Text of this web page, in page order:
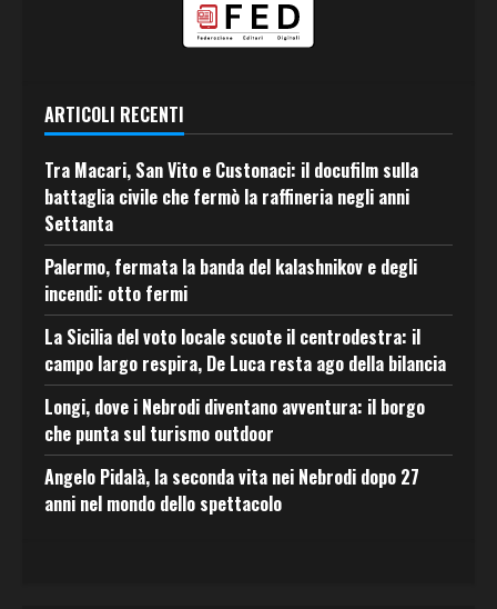
ARTICOLI RECENTI
Tra Macari, San Vito e Custonaci: il docufilm sulla
battaglia civile che fermò la raffineria negli anni
Settanta
Palermo, fermata la banda del kalashnikov e degli
incendi: otto fermi
La Sicilia del voto locale scuote il centrodestra: il
campo largo respira, De Luca resta ago della bilancia
Longi, dove i Nebrodi diventano avventura: il borgo
che punta sul turismo outdoor
Angelo Pidalà, la seconda vita nei Nebrodi dopo 27
anni nel mondo dello spettacolo